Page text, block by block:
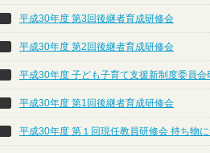
平成30年度 第3回後継者育成研修会
平成30年度 第2回後継者育成研修会
平成30年度 子ども子育て支援新制度委員会
平成30年度 第1回後継者育成研修会
平成30年度 第１回現任教員研修会 持ち物